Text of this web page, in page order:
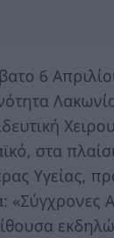
6
στα
Υγείας,
«Σύγχρονες